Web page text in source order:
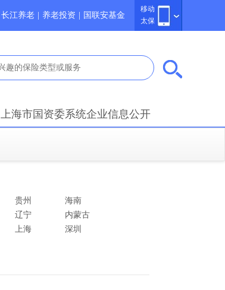
移动
太保
长江养老 养老投资 国联安基金
上海市国资委系统企业信息公开
贵州
海南
辽宁
内蒙古
上海
深圳